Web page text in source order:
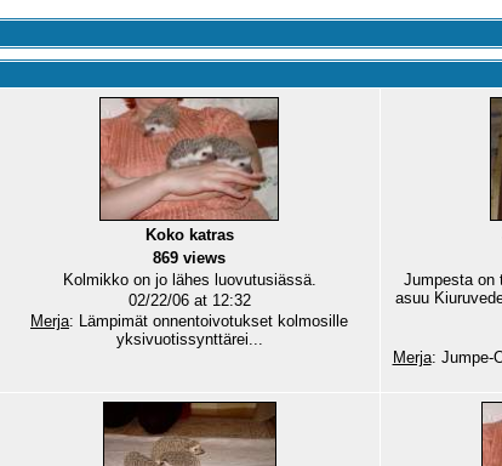
Koko katras
869 views
Kolmikko on jo lähes luovutusiässä.
02/22/06 at 12:32
Merja: Lämpimät onnentoivotukset kolmosille
yksivuotissynttärei...
Jumpesta on
asuu
Merja: Jumpe-